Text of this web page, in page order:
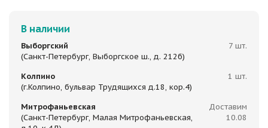
В наличии
Выборгский
(Санкт-Петербург, Выборгское ш., д. 212б)
7 шт.
Колпино
(г.Колпино, бульвар Трудящихся д.18, кор.4)
1 шт.
Митрофаньевская
(Санкт-Петербург, Малая Митрофаньевская,
Доставим
10.08